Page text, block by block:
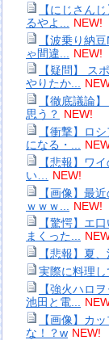
【にじさん
るやよ...
NEW!
【波乗り納
ゃ間違...
NEW!
【疑問】 ス
やりたか...
【徹底議論
思う？ NEW!
【衝撃】ロ
になる・...
【悲報】ワ
い…
NEW!
【画像】最
ｗｗｗ...
NEW!
【驚愕】エ
まくった...
【悲報】夏
実際に料理
【強火ハロ
池田と電...
【画像】カ
な！？w NEW!